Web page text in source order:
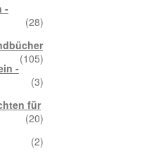
-
(28)
(105)
-
(3)
für
(20)
(2)